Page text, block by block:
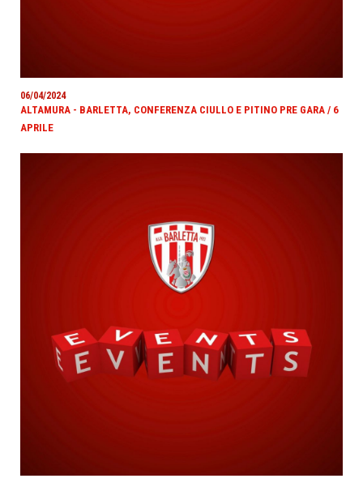
06/04/2024
ALTAMURA - BARLETTA, CONFERENZA CIULLO E PITINO PRE GARA / 6
APRILE